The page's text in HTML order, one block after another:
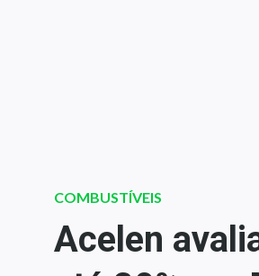
Central de Dividendos
Central de Fundos
COMBUSTÍVEIS
Acelen